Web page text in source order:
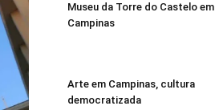
Museu da Torre do Castelo em
Campinas
Arte em Campinas, cultura
democratizada